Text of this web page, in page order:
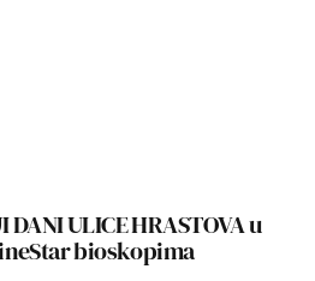
DANI ULICE HRASTOVA u
bioskopima